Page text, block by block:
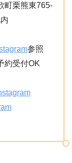
町栗熊東765-
参照
約受付OK